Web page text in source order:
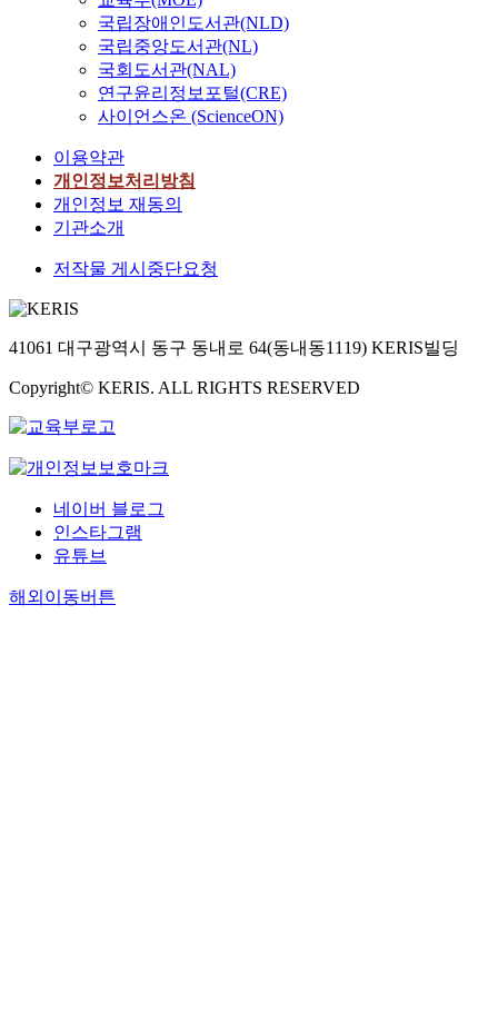
국립장애인도서관(NLD)
국립중앙도서관(NL)
국회도서관(NAL)
연구윤리정보포털(CRE)
사이언스온 (ScienceON)
이용약관
개인정보처리방침
개인정보 재동의
기관소개
저작물 게시중단요청
41061 대구광역시 동구 동내로 64(동내동1119) KERIS빌딩
Copyright© KERIS. ALL RIGHTS RESERVED
네이버 블로그
인스타그램
유튜브
해외이동버튼